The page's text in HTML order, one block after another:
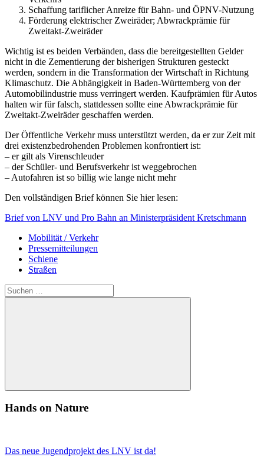
Schaffung tariflicher Anreize für Bahn- und ÖPNV-Nutzung
Förderung elektrischer Zweiräder; Abwrackprämie für
Zweitakt-Zweiräder
Wichtig ist es beiden Verbänden, dass die bereitgestellten Gelder
nicht in die Zementierung der bisherigen Strukturen gesteckt
werden, sondern in die Transformation der Wirtschaft in Richtung
Klimaschutz. Die Abhängigkeit in Baden-Württemberg von der
Automobilindustrie muss verringert werden. Kaufprämien für Autos
halten wir für falsch, stattdessen sollte eine Abwrackprämie für
Zweitakt-Zweiräder geschaffen werden.
Der Öffentliche Verkehr muss unterstützt werden, da er zur Zeit mit
drei existenzbedrohenden Problemen konfrontiert ist:
– er gilt als Virenschleuder
– der Schüler- und Berufsverkehr ist weggebrochen
– Autofahren ist so billig wie lange nicht mehr
Den vollständigen Brief können Sie hier lesen:
Brief von LNV und Pro Bahn an Ministerpräsident Kretschmann
Mobilität / Verkehr
Pressemitteilungen
Schiene
Straßen
Suchen
nach:
Suchen
Hands on Nature
Das neue Jugendprojekt des LNV ist da!